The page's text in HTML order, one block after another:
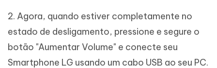
2. Agora, quando estiver completamente no
estado de desligamento, pressione e segure o
botão "Aumentar Volume" e conecte seu
Smartphone LG usando um cabo USB ao seu PC.